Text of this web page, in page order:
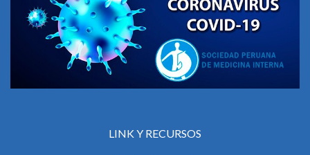
LINK Y RECURSOS